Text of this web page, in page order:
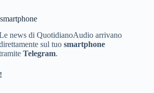
news di QuotidianoAudio arrivano
sul tuo smartphone
Telegram.